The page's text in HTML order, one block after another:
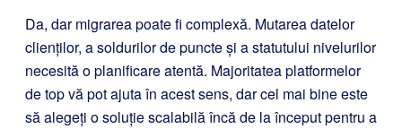
Da, dar migrarea poate fi complexă. Mutarea datelor
clienților, a soldurilor de puncte și a statutului nivelurilor
necesită o planificare atentă. Majoritatea platformelor
de top vă pot ajuta în acest sens, dar cel mai bine este
să alegeți o soluție scalabilă încă de la început pentru a